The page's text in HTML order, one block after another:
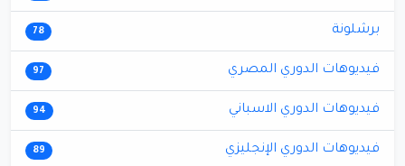
برشلونة 78
فيديوهات الدوري المصري 97
فيديوهات الدوري الاسباني 94
فيديوهات الدوري الإنجليزي 89